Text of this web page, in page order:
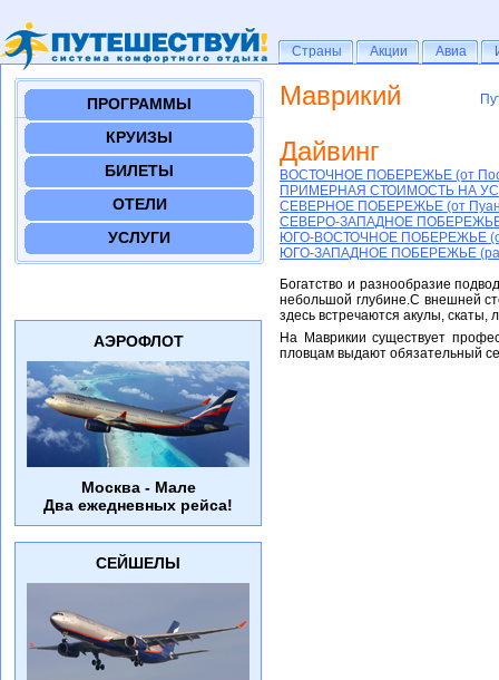
Маврикий
Дайвинг
ВОСТОЧНОЕ ПОБЕРЕЖЬЕ (от
ПРИМЕРНАЯ СТОИМОСТЬ НА
СЕВЕРНОЕ ПОБЕРЕЖЬЕ (от
СЕВЕРО-ЗАПАДНОЕ ПОБЕРЕЖЬЕ
ЮГО-ВОСТОЧНОЕ ПОБЕРЕЖЬЕ
ЮГО-ЗАПАДНОЕ ПОБЕРЕЖЬЕ
Богатство и разнообразие
небольшой глубине.С внешней
здесь встречаются акулы, скаты,
На Маврикии существует
пловцам выдают обязательный
ПРОГРАММЫ
КРУИЗЫ
БИЛЕТЫ
ОТЕЛИ
УСЛУГИ
АЭРОФЛОТ
Москва - Мале
Два ежедневных рейса!
СЕЙШЕЛЫ
Страны
Страны Акции
Акции Авиа
Авиа